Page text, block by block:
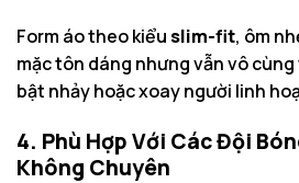
Form áo theo kiểuslim-fit, ôm
mặc tôn dáng nhưng vẫn vô cùng
bật nhảy hoặc xoay người linh
4. Phù Hợp Với Các Đội
Không Chuyên